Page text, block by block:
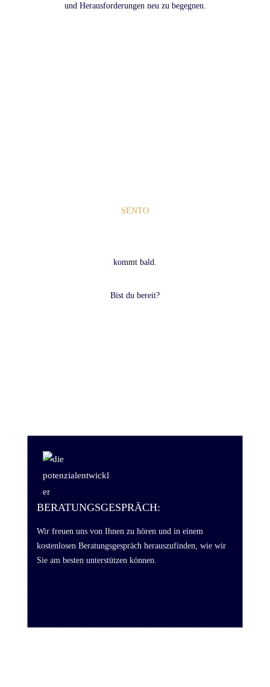
und Herausforderungen neu zu begegnen.
SENTO
kommt bald.
Bist du bereit?
BERATUNGSGESPRÄCH:
Wir freuen uns von Ihnen zu hören und in einem
kostenlosen Beratungsgespräch herauszufinden, wie wir
Sie am besten unterstützen können.